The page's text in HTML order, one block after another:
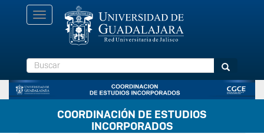
Toggle
navigation
Buscar Buscar
COORDINACIÓN DE ESTUDIOS
INCORPORADOS